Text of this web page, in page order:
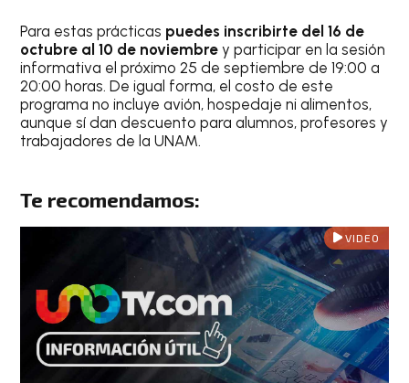
Para estas prácticas puedes inscribirte del 16 de
octubre al 10 de noviembre y participar en la sesión
informativa el próximo 25 de septiembre de 19:00 a
20:00 horas. De igual forma, el costo de este
programa no incluye avión, hospedaje ni alimentos,
aunque sí dan descuento para alumnos, profesores y
trabajadores de la UNAM.
Te recomendamos:
VIDEO